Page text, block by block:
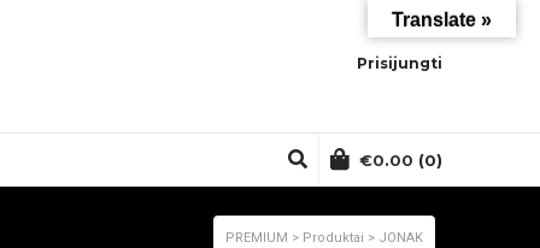
Prisijungti
€0.00 (0)
PREMIUM > Produktai > JONAK
Translate »